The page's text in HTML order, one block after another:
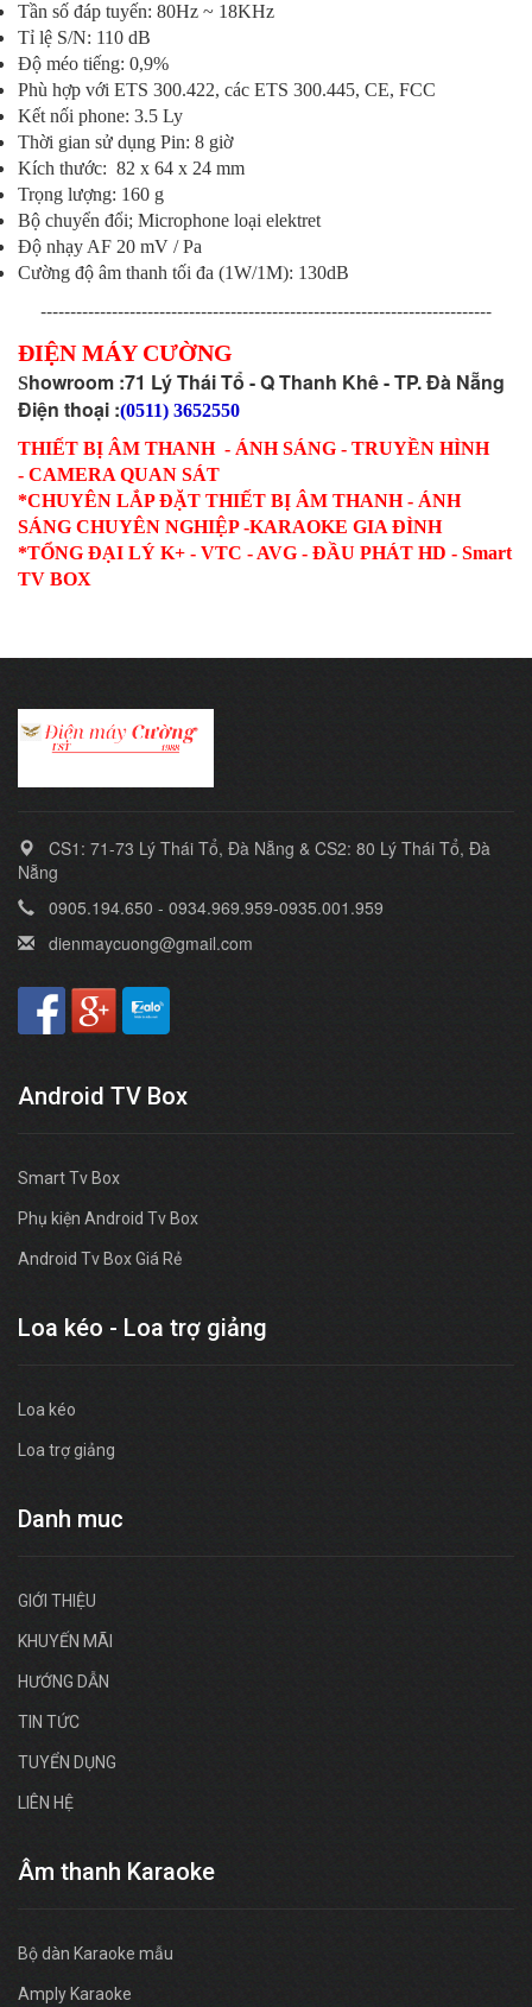
Tần số đáp tuyến: 80Hz ~ 18KHz
Tỉ lệ S/N: 110 dB
Độ méo tiếng: 0,9%
Phù hợp với ETS 300.422, các ETS 300.445, CE, FCC
Kết nối phone: 3.5 Ly
Thời gian sử dụng Pin: 8 giờ
Kích thước: 82 x 64 x 24 mm
Trọng lượng: 160 g
Bộ chuyển đổi; Microphone loại elektret
Độ nhạy AF 20 mV / Pa
Cường độ âm thanh tối đa (1W/1M): 130dB
----------------------------------------------------------------------------
ĐIỆN MÁY CƯỜNG
Showroom :71 Lý Thái Tổ - Q Thanh Khê - TP. Đà Nẵng
Điện thoại :(0511) 3652550
THIẾT BỊ ÂM THANH - ÁNH SÁNG - TRUYỀN HÌNH
- CAMERA QUAN SÁT
*CHUYÊN LẮP ĐẶT THIẾT BỊ ÂM THANH - ÁNH
SÁNG CHUYÊN NGHIỆP -KARAOKE GIA ĐÌNH
*TỔNG ĐẠI LÝ K+ - VTC - AVG - ĐẦU PHÁT HD - Smart
TV BOX
CS1: 71-73 Lý Thái Tổ, Đà Nẵng & CS2: 80 Lý Thái Tổ, Đà
Nẵng
0905.194.650 - 0934.969.959-0935.001.959
dienmaycuong@gmail.com
Android TV Box
Smart Tv Box
Phụ kiện Android Tv Box
Android Tv Box Giá Rẻ
Loa kéo - Loa trợ giảng
Loa kéo
Loa trợ giảng
Danh muc
GIỚI THIỆU
KHUYẾN MÃI
HƯỚNG DẪN
TIN TỨC
TUYỂN DỤNG
LIÊN HỆ
Âm thanh Karaoke
Bộ dàn Karaoke mẫu
Amply Karaoke